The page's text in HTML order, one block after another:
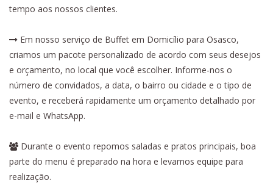
tempo aos nossos clientes.
Em nosso serviço de Buffet em Domicílio para Osasco,
criamos um pacote personalizado de acordo com seus desejos
e orçamento, no local que você escolher. Informe-nos o
número de convidados, a data, o bairro ou cidade e o tipo de
evento, e receberá rapidamente um orçamento detalhado por
e-mail e WhatsApp.
Durante o evento repomos saladas e pratos principais, boa
parte do menu é preparado na hora e levamos equipe para
realização.